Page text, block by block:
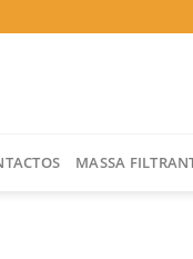
MASSA